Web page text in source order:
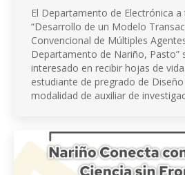
El Departamento de Electrónica
“Desarrollo de un Modelo
Convencional de Múltiples
Departamento de Nariño, Pasto”
interesado en recibir hojas de
estudiante de pregrado de
modalidad de auxiliar de